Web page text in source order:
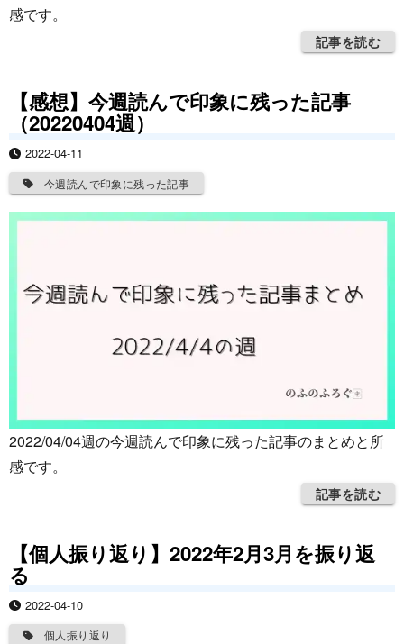
感です。
記事を読む
【感想】今週読んで印象に残った記事
（20220404週）
2022-04-11
今週読んで印象に残った記事
2022/04/04週の今週読んで印象に残った記事のまとめと所
感です。
記事を読む
【個人振り返り】2022年2月3月を振り返
る
2022-04-10
個人振り返り